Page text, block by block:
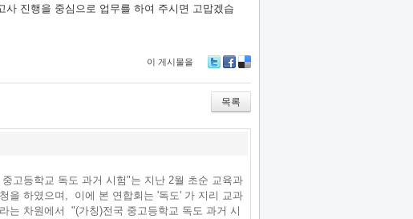
진행을 중심으로 업무를 하여 주시면 고맙겠습
이 게시물을
bo
ok
ou
s
목록
고등학교 독도 과거 시험"는 지난 2월 초순 교육과
을 하였으며, 이에 본 연합회는 '독도' 가 지리 교과
는 차원에서 "(가칭)전국 중고등학교 독도 과거 시